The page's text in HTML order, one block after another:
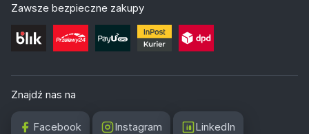
Zawsze bezpieczne zakupy
Znajdź nas na
Facebook Instagram LinkedIn